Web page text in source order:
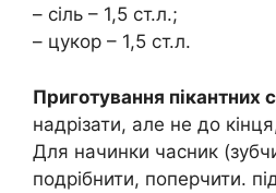
– сіль – 1,5 ст.л.;
– цукор – 1,5 ст.л.
Приготування пікантних
надрізати, але не до
Для начинки часник
подрібнити, поперчити.